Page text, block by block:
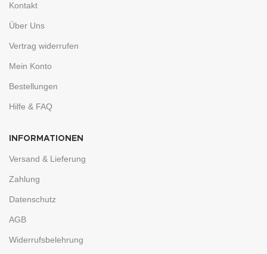
Kontakt
Über Uns
Vertrag widerrufen
Mein Konto
Bestellungen
Hilfe & FAQ
INFORMATIONEN
Versand & Lieferung
Zahlung
Datenschutz
AGB
Widerrufsbelehrung